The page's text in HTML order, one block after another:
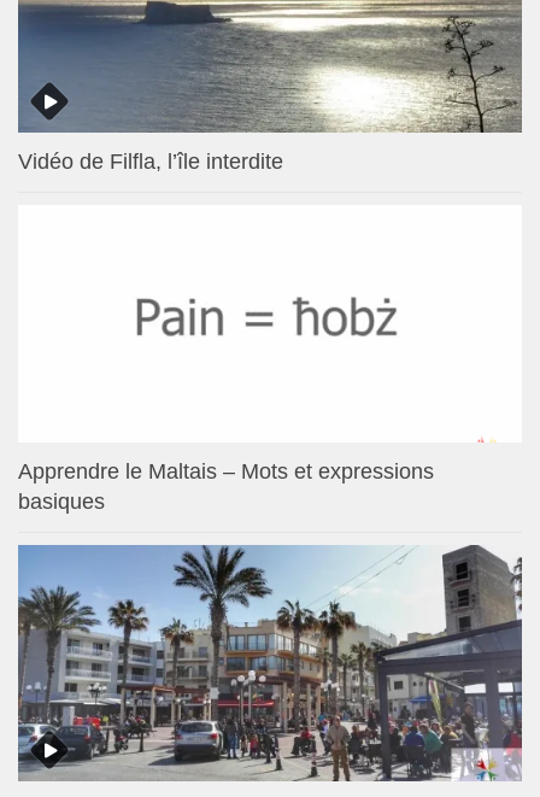
Vidéo de Filfla, l’île interdite
Apprendre le Maltais – Mots et expressions
basiques